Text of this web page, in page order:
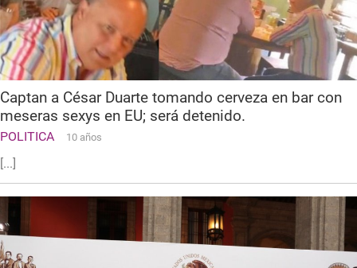
Captan a César Duarte tomando cerveza en bar con
meseras sexys en EU; será detenido.
POLITICA 10 años
[...]